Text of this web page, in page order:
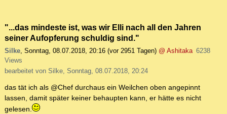
"...das mindeste ist, was wir Elli nach all den Jahren
seiner Aufopferung schuldig sind."
Silke, Sonntag, 08.07.2018, 20:16 (vor 2951 Tagen) @ Ashitaka 6238
Views
bearbeitet von Silke, Sonntag, 08.07.2018, 20:24
das tät ich als @Chef durchaus ein Weilchen oben angepinnt
lassen, damit später keiner behaupten kann, er hätte es nicht
gelesen.